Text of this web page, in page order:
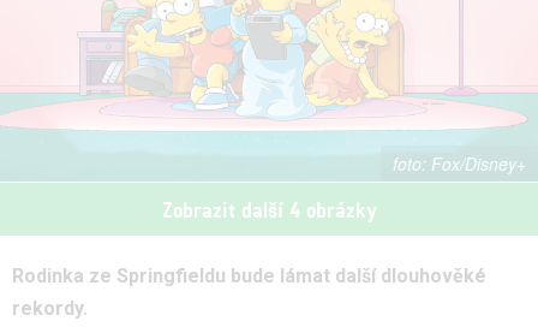
Fox/Disney+
Zobrazit další 4 obrázky
Rodinka ze Springfieldu bude lámat další dlouhověké
rekordy.